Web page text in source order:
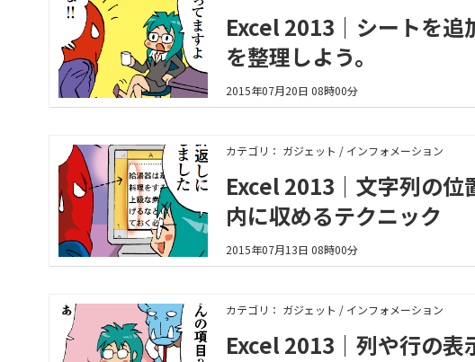
Excel 2013｜シートを
を整理しよう。
2015年07月20日 08時00分
カテゴリ： ガジェット / インフォメーション
Excel 2013｜文字列の位
内に収めるテクニック
2015年07月13日 08時00分
カテゴリ： ガジェット / インフォメーション
Excel 2013｜列や行の